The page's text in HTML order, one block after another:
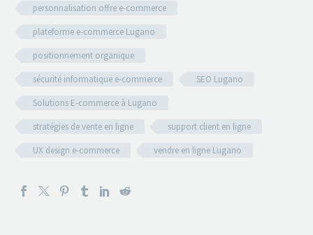
personnalisation offre e-commerce
plateforme e-commerce Lugano
positionnement organique
sécurité informatique e-commerce
SEO Lugano
Solutions E-commerce à Lugano
stratégies de vente en ligne
support client en ligne
UX design e-commerce
vendre en ligne Lugano